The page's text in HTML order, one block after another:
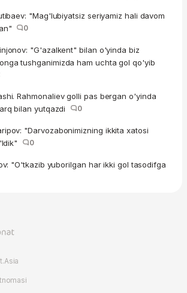
"Mag'lubiyatsiz seriyamiz hali davom
0
"G'azalkent" bilan o'yinda biz
tushganimizda ham uchta gol qo'yib
Rahmonaliev golli pas bergan o'yinda
bilan yutqazdi
0
"Darvozabonimizning ikkita xatosi
0
"O'tkazib yuborilgan har ikki gol tasodifga